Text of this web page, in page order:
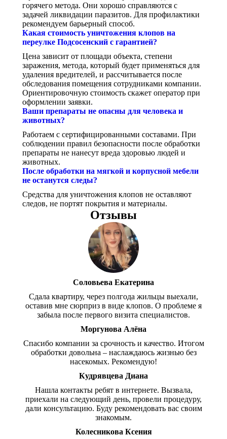
горячего метода. Они хорошо справляются с
задачей ликвидации паразитов. Для профилактики
рекомендуем барьерный способ.
Какая стоимость уничтожения клопов на
переулке Подсосенский с гарантией?
Цена зависит от площади объекта, степени
заражения, метода, который будет применяться для
удаления вредителей, и рассчитывается после
обследования помещения сотрудниками компании.
Ориентировочную стоимость скажет оператор при
оформлении заявки.
Ваши препараты не опасны для человека и
животных?
Работаем с сертифицированными составами. При
соблюдении правил безопасности после обработки
препараты не нанесут вреда здоровью людей и
животных.
После обработки на мягкой и корпусной мебели
не останутся следы?
Средства для уничтожения клопов не оставляют
следов, не портят покрытия и материалы.
Отзывы
Соловьева Екатерина
Сдала квартиру, через полгода жильцы выехали,
оставив мне сюрприз в виде клопов. О проблеме я
забыла после первого визита специалистов.
Моргунова Алёна
Спасибо компании за срочность и качество. Итогом
обработки довольна – наслаждаюсь жизнью без
насекомых. Рекомендую!
Кудрявцева Диана
Нашла контакты ребят в интернете. Вызвала,
приехали на следующий день, провели процедуру,
дали консультацию. Буду рекомендовать вас своим
знакомым.
Колесникова Ксения